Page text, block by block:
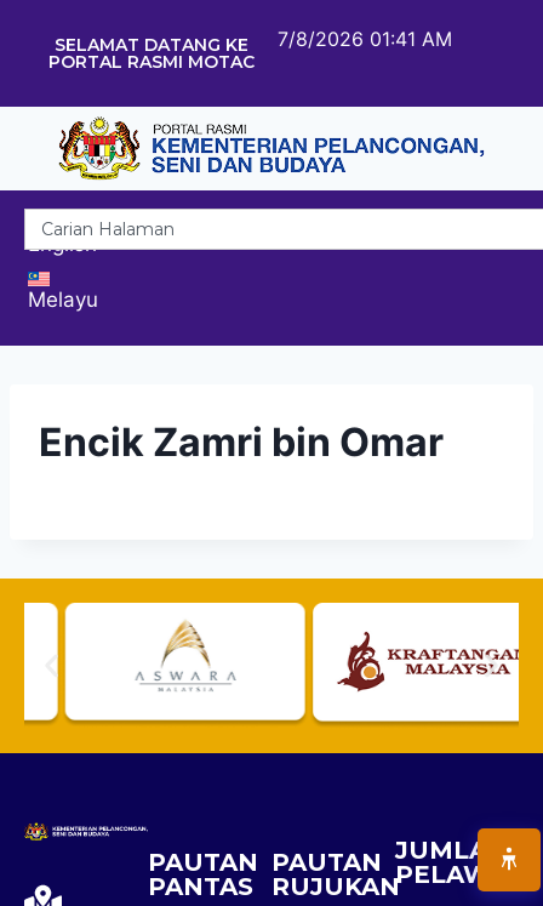
SELAMAT DATANG KE
PORTAL RASMI MOTAC
7/8/2026 01:41 AM
English
Melayu
Encik Zamri bin Omar
PAUTAN
PANTAS
PAUTAN
RUJUKAN
JUMLAH
PELAWAT